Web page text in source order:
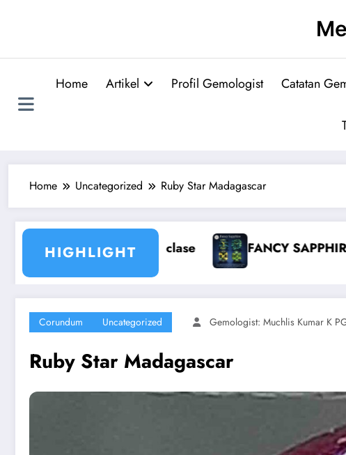
Home Artikel Profil Gemologist Catatan
Home Uncategorized Ruby Star Madagascar
HIGHLIGHT
FANCY SAPPHIRE Mengenal Bentuk
Corundum Uncategorized Gemologist: Muchlis Kumar K
Ruby Star Madagascar